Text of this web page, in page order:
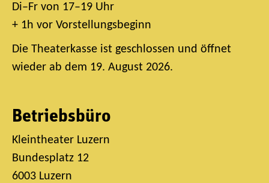
Di–Fr von 17–19 Uhr
+ 1h vor Vorstellungsbeginn
Die Theaterkasse ist geschlossen und öffnet
wieder ab dem 19. August 2026.
Betriebsbüro
Kleintheater Luzern
Bundesplatz 12
6003 Luzern